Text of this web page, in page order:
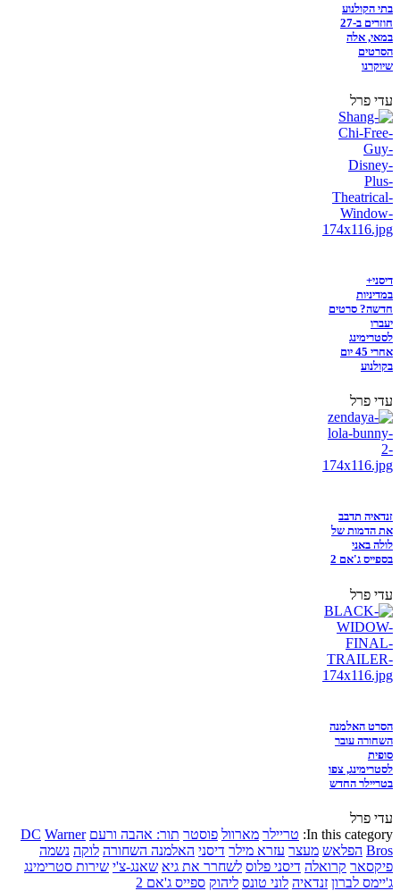
בתי הקולנוע
חוזרים ב-27
במאי, אלה
הסרטים
שיוקרנו
עדי פרל
דיסני+
במדיניות
חדשה? סרטים
יעברו
לסטרימינג
אחרי 45 יום
בקולנוע
עדי פרל
זנדאיה תדבב
את הדמות של
לולה באני
בספייס ג'אם 2
עדי פרל
הסרט האלמנה
השחורה עובר
סופית
לסטרימינג, צפו
בטריילר החדש
עדי פרל
In this category: טריילר מארוול פוסטר תור: אהבה ורעם DC Warner
Bros הפלאש מעצר עזרא מילר דיסני האלמנה השחורה לוקה נשמה
פיקסאר קרואלה דיסני פלוס לשחרר את גיא שאנג-צ'י שירות סטרימינג
ג'יימס לברון זנדאיה לוני טונס ליהוק ספייס ג'אם 2